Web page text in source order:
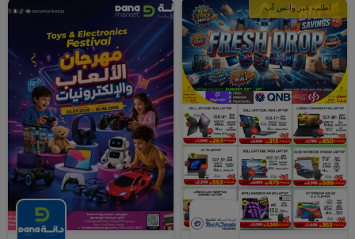
اطلب عبر واتس آب